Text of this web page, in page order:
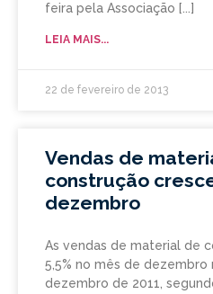
feira pela Associação
LEIA MAIS...
22 de fevereiro de 2013
Vendas de
construção
dezembro
As vendas de material de
5,5% no mês de
dezembro de 2011,